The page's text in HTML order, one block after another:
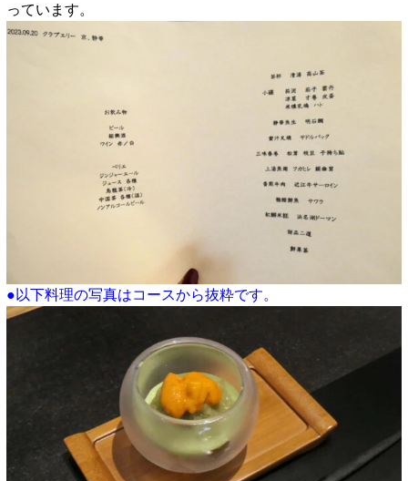
っています。
●以下料理の写真はコースから抜粋です。